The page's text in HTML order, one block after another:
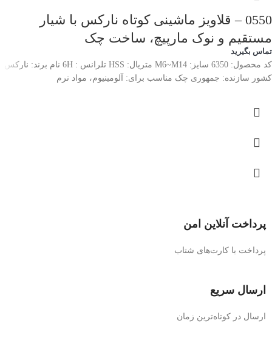
0550 – قلاویز ماشینی کوتاه نارکس با شیار
مستقیم و نوک مارپیچ، ساخت چک
تماس بگیرید
کد محصول: 6350 سایز: M6~M14 متریال: HSS تلرانس : 6H نام برند: نارکس
کشور سازنده: جمهوری چک مناسب برای: آلومینیوم، مواد نرم
پرداخت آنلاین امن
پرداخت با کارت‌های شتاب
ارسال سریع
ارسال در کوتاه‌ترین زمان